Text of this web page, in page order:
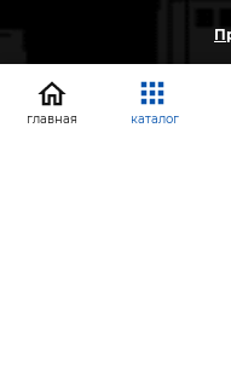
На
(информационные
главная каталог